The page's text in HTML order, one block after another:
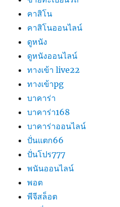
คาสิโน
คาสิโนออนไลน์
ดูหนัง
ดูหนังออนไลน์
ทางเข้า live22
ทางเข้าpg
บาคาร่า
บาคาร่า168
บาคาร่าออนไลน์
ปั่นแตก66
ปั่นโปร777
พนันออนไลน์
พอต
พีจีสล็อต